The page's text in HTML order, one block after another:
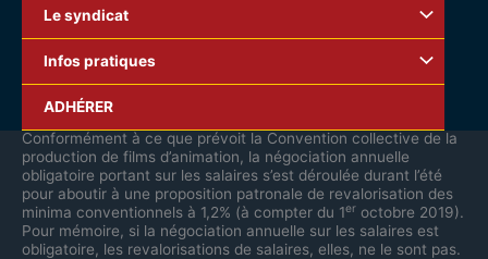
Le syndicat
Infos pratiques
ADHÉRER
conséquente des salaires ?
Conformément à ce que prévoit la Convention collective de la
production de films d’animation, la négociation annuelle
obligatoire portant sur les salaires s’est déroulée durant l’été
pour aboutir à une proposition patronale de revalorisation des
minima conventionnels à 1,2% (à compter du 1er octobre 2019).
Pour mémoire, si la négociation annuelle sur les salaires est
obligatoire, les revalorisations de salaires, elles, ne le sont pas.